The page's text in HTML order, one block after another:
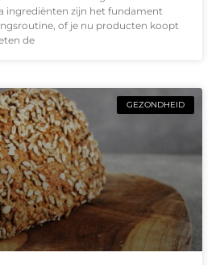
ingrediënten zijn het fundament
of je nu producten koopt
de
GEZONDHEID